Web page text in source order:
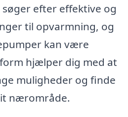
efter effektive og
til opvarmning, og
kan være
hjælper dig med at
muligheder og finde
nærområde.